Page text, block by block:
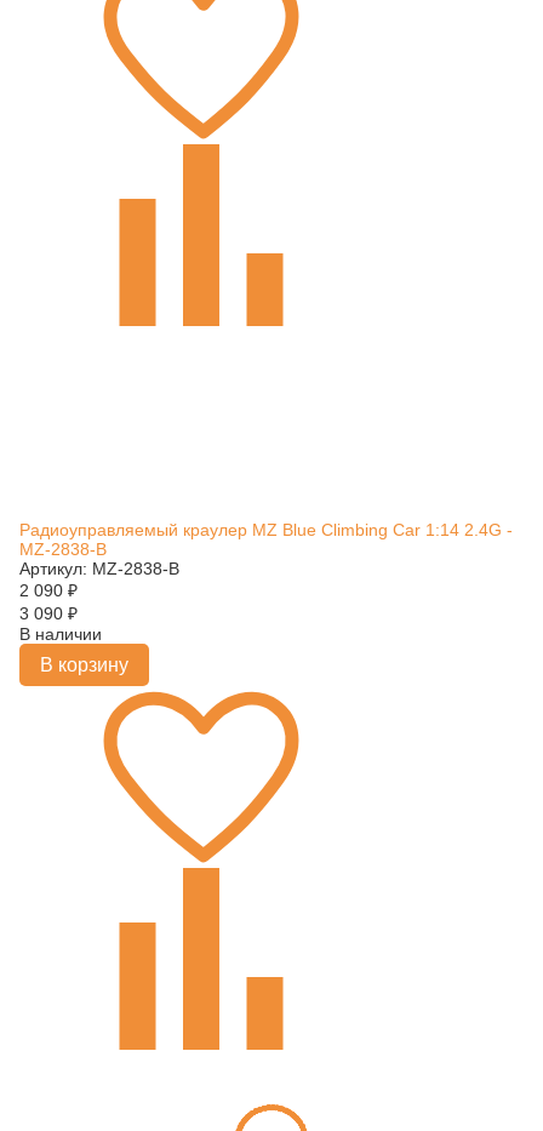
Радиоуправляемый краулер MZ Blue Climbing Car 1:14 2.4G -
MZ-2838-B
Артикул: MZ-2838-B
2 090 ₽
3 090 ₽
В наличии
В корзину